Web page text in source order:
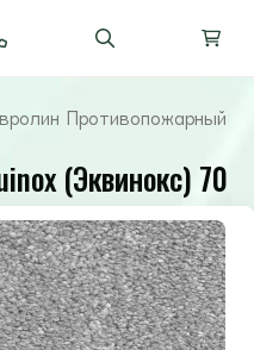
Противопожарный (
(Эквинокс) 70